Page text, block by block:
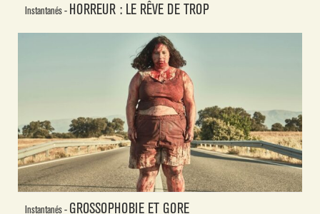
Instantanés - HORREUR : LE RÊVE DE TROP
Instantanés - GROSSOPHOBIE ET GORE